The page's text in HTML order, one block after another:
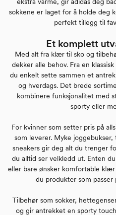
sokkene er laget for å holde deg
perfekt tillegg til
Et komplett
Med alt fra klær til sko og
dekker alle behov. Fra en
du enkelt sette sammen et
og hverdags. Det brede
kombinere funksjonalitet med
sporty eller
For kvinner som setter pris på
som leverer. Myke
sneakers gir deg alt du trenger
du alltid ser velkledd ut. Enten
eller bare ønsker komfortable
du produkter som
Tilbehør som sokker,
og gir antrekket en sporty